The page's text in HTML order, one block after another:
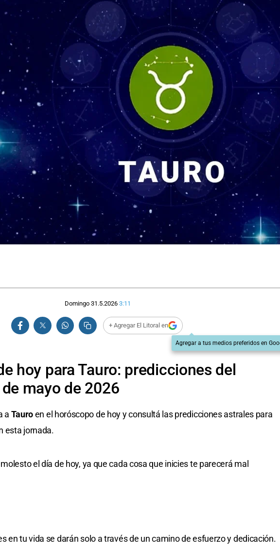
Domingo 31.5.2026 3:11
+ Agregar El Litoral en
Agregar a tus medios preferidos en
hoy para Tauro: predicciones del
mayo de 2026
a Tauroen el horóscopo de hoy y consultá las predicciones astrales para
esta jornada.
el día de hoy, ya que cada cosa que inicies te parecerá mal
en tu vida se darán solo a través de un camino de esfuerzo y dedicación.